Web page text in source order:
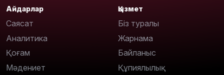
Айдарлар
Саясат
Аналитика
Қоғам
Мәдениет
Қызмет
Біз туралы
Жарнама
Байланыс
Құпиялылық